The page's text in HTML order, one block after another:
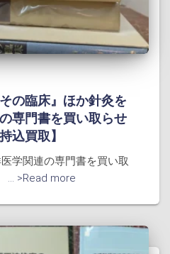
の臨床』ほか針灸を
専門書を買い取らせ
込買取】
学関連の専門書を買い取
... >Read more